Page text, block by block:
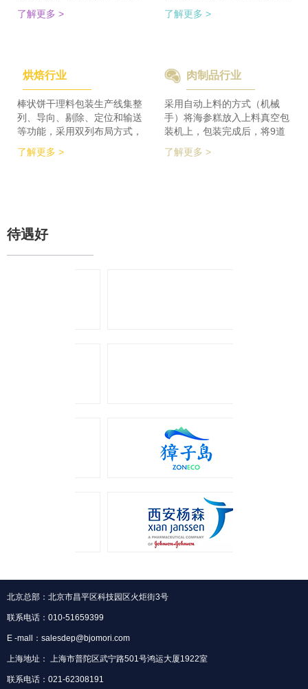
大降低。
生产线采用独立伺服匹配节拍
协调运行，实现灵活更稳定。
检及码垛设备实现整线自动化
运行。 节省了80%人员数
量，降低了劳动者的劳动强
度，提高了工作效率
了解更多 >
足了枕包机的稳定供料，又缩
短了设备总长。枕包机单道输
积的要求，同时节省了一半的
占地空间，一条生产线实现了
整个生产的稳定供料，减少设
备的投入，大大降低了采购成
本。
了解更多 >
烘焙行业
棒状饼干理料包装生产线集整
列、导向、剔除、定位和输送
等功能，采用双列布局方式，
在有限的场地内，提高了产品
包装的生产力，同时达到废料
了解更多 >
肉制品行业
采用自动上料的方式（机械
手）将海参糕放入上料真空包
装机上，包装完成后，将9道
带机，将1道产品分为2道，分
了解更多 >
待遇好
北京总部：北京市昌平区科技园区火炬街3号
联系电话：010-51659399
E -mall：salesdep@bjomori.com
上海地址： 上海市普陀区武宁路501号鸿运大厦1922室
联系电话：021-62308191